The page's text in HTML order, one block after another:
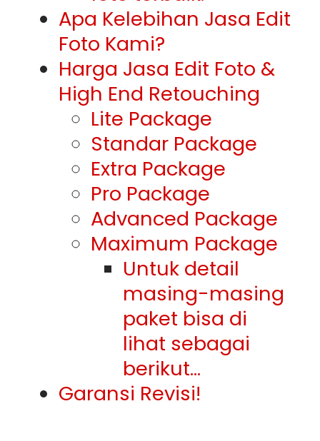
Apa Kelebihan Jasa Edit
Foto Kami?
Harga Jasa Edit Foto &
High End Retouching
Lite Package
Standar Package
Extra Package
Pro Package
Advanced Package
Maximum Package
Untuk detail
masing-masing
paket bisa di
lihat sebagai
berikut…
Garansi Revisi!